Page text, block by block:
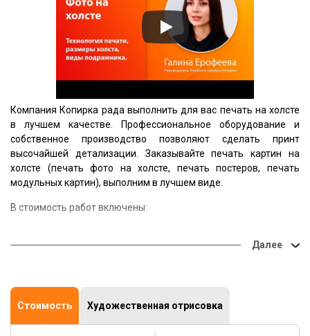
Компания Копирка рада выполнить для вас печать на холсте
в лучшем качестве. Профессиональное оборудование и
собственное производство позволяют сделать принт
высочайшей детализации. Заказывайте печать картин на
холсте (печать фото на холсте, печать постеров, печать
модульных картин), выполним в лучшем виде.
В стоимость работ включены:
подрамник из натуральной срощенной древесины;
Стоимость Художественная отрисовка